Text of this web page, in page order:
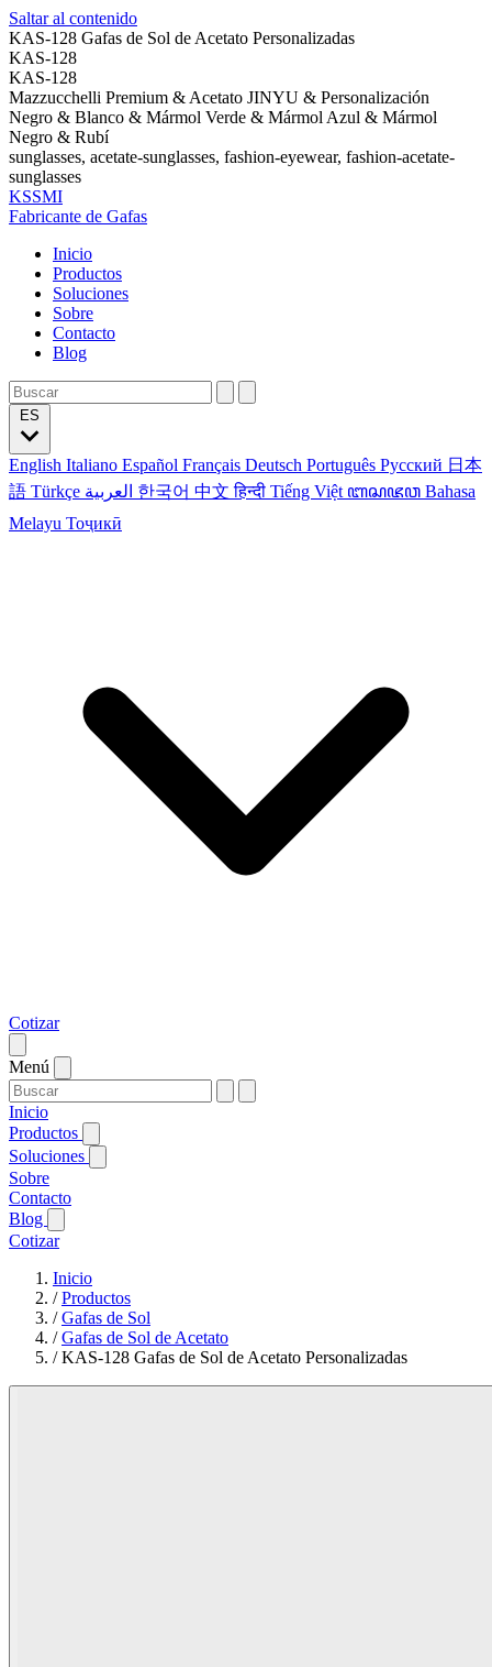
Saltar al contenido
KAS-128 Gafas de Sol de Acetato Personalizadas
KAS-128
KAS-128
Mazzucchelli Premium & Acetato JINYU & Personalización
Negro & Blanco & Mármol Verde & Mármol Azul & Mármol
Negro & Rubí
sunglasses, acetate-sunglasses, fashion-eyewear, fashion-acetate-
sunglasses
KSSMI
Fabricante de Gafas
Inicio
Productos
Soluciones
Sobre
Contacto
Blog
English Italiano Español Français Deutsch Português Русский 日本
語 Türkçe 한국어 中文हिन्दी Tiếng Việt ꦧꦱꦗꦮ Bahasa
Melayu Тоҷикӣ
Cotizar
Menú
Inicio
Productos
Soluciones
Sobre
Contacto
Blog
Cotizar
Inicio
/Productos
/Gafas de Sol
/Gafas de Sol de Acetato
/KAS-128 Gafas de Sol de Acetato Personalizadas